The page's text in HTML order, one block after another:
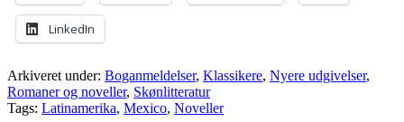
LinkedIn
Arkiveret under: Boganmeldelser, Klassikere, Nyere udgivelser,
Romaner og noveller, Skønlitteratur
Tags: Latinamerika, Mexico, Noveller